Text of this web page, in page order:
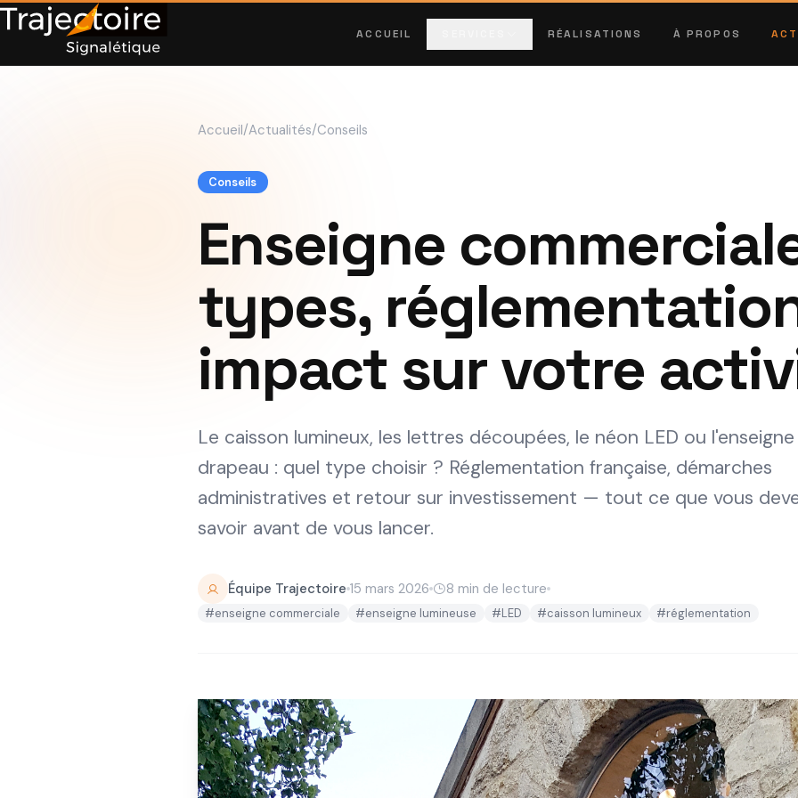
ACCUEIL RÉALISATIONS À PROPOS
Accueil/Actualités/Conseils
Conseils
Enseigne
types,
impact sur votre
Le caisson lumineux, les lettres découpées, le néon LED ou l'enseigne
drapeau : quel type choisir ? Réglementation française, démarches
administratives et retour sur investissement — tout ce que vous
savoir avant de vous lancer.
Équipe Trajectoire 15 mars 2026 8 min de lecture
#enseigne commerciale #enseigne lumineuse #LED #caisson lumineux #réglementation